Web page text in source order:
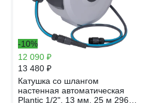
-10%
12 090 ₽
13 480 ₽
Катушка со шлангом
настенная автоматическая
Plantic 1/2", 13 мм, 25 м 29661-